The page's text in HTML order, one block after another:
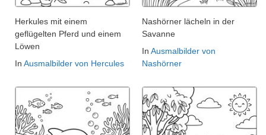
Herkules mit einem
geflügelten Pferd und einem
Löwen
In Ausmalbilder von Hercules
Nashörner lächeln in der
Savanne
In Ausmalbilder von
Nashörner